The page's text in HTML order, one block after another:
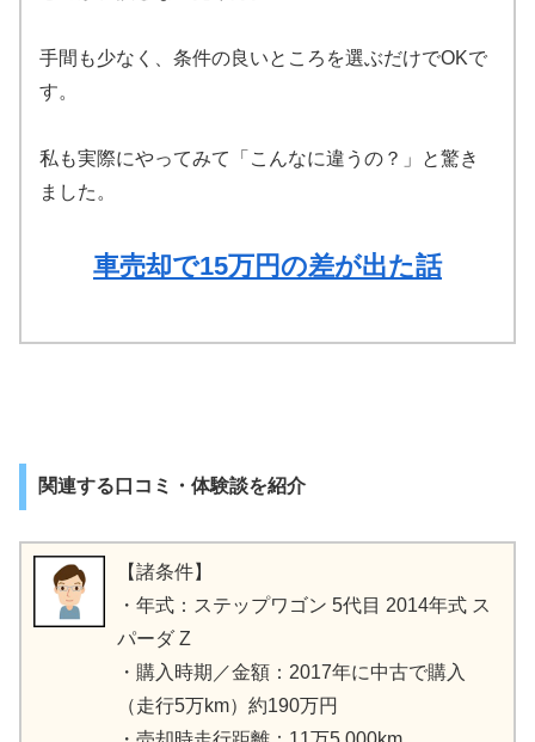
手間も少なく、条件の良いところを選ぶだけでOKで
す。
私も実際にやってみて「こんなに違うの？」と驚き
ました。
車売却で15万円の差が出た話
関連する口コミ・体験談を紹介
【諸条件】
・年式：ステップワゴン 5代目 2014年式 ス
パーダ Z
・購入時期／金額：2017年に中古で購入
（走行5万km）約190万円